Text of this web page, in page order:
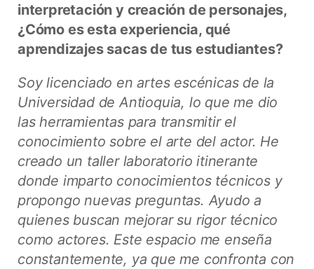
interpretación y creación de personajes,
¿Cómo es esta experiencia, qué
aprendizajes sacas de tus estudiantes?
Soy licenciado en artes escénicas de la
Universidad de Antioquia, lo que me dio
las herramientas para transmitir el
conocimiento sobre el arte del actor. He
creado un taller laboratorio itinerante
donde imparto conocimientos técnicos y
propongo nuevas preguntas. Ayudo a
quienes buscan mejorar su rigor técnico
como actores. Este espacio me enseña
constantemente, ya que me confronta con